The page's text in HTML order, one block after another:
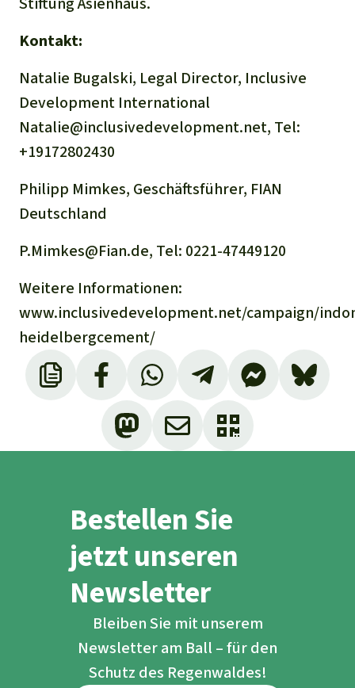
Kontakt:
Natalie Bugalski, Legal Director, Inclusive
Development International
Natalie@inclusivedevelopment.net, Tel:
+19172802430
Philipp Mimkes, Geschäftsführer, FIAN
Deutschland
P.Mimkes@Fian.de, Tel: 0221-47449120
Weitere Informationen:
www.inclusivedevelopment.net/campaign/
heidelbergcement/
Bestellen Sie
jetzt unseren
Newsletter
Bleiben Sie mit unserem
Newsletter am Ball – für den
Schutz des Regenwaldes!